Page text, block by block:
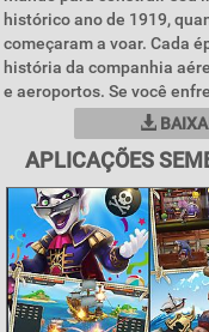
histórico ano de 1919,
começaram a voar. Cada
história da companhia
e aeroportos. Se você
APLICAÇÕES